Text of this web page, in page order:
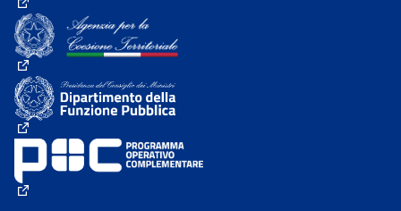
(Collegamento esterno)
(Collegamento esterno)
(Collegamento esterno)